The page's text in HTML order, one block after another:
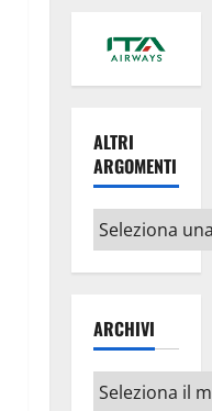
ALTRI
ARGOMENTI
Altri
argomenti
ARCHIVI
Archivi